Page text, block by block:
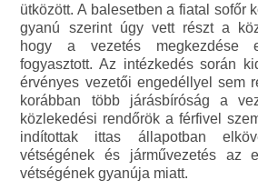
ütközött. A balesetben a fiatal sofőr
gyanú szerint úgy vett részt a
hogy a vezetés megkezdése
fogyasztott. Az intézkedés során
érvényes vezetői engedéllyel sem
korábban több járásbíróság a
közlekedési rendőrök a férfivel
indítottak ittas állapotban
vétségének és járművezetés az
vétségének gyanúja miatt.